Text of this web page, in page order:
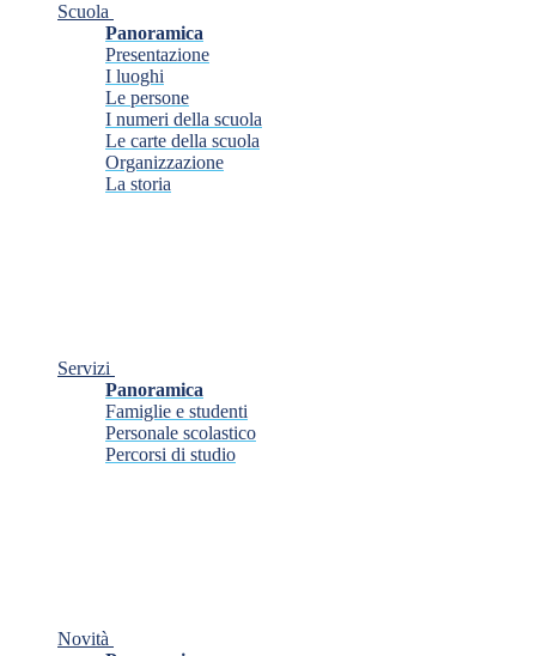
Scuola
Panoramica
Presentazione
I luoghi
Le persone
I numeri della scuola
Le carte della scuola
Organizzazione
La storia
Servizi
Panoramica
Famiglie e studenti
Personale scolastico
Percorsi di studio
Novità